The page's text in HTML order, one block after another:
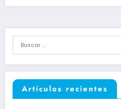
Artículos recientes